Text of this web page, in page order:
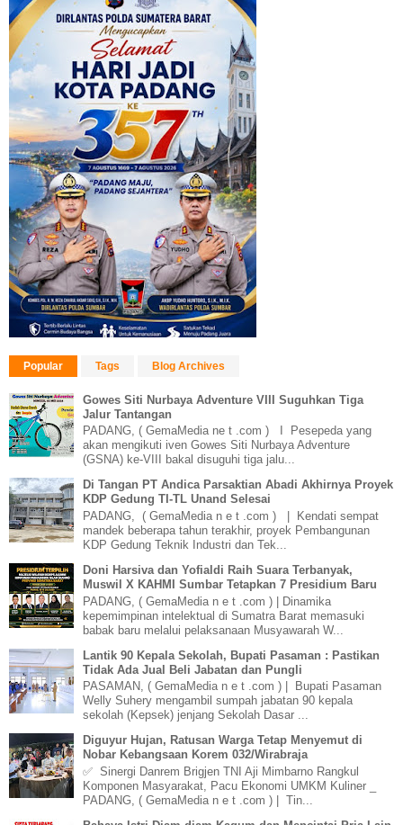
Popular Tags Blog Archives
Gowes Siti Nurbaya Adventure VIII Suguhkan Tiga
Jalur Tantangan
PADANG, ( GemaMedia ne t .com ) I Pesepeda yang
akan mengikuti iven Gowes Siti Nurbaya Adventure
(GSNA) ke-VIII bakal disuguhi tiga jalu...
Di Tangan PT Andica Parsaktian Abadi Akhirnya Proyek
KDP Gedung TI-TL Unand Selesai
PADANG, ( GemaMedia n e t .com ) | Kendati sempat
mandek beberapa tahun terakhir, proyek Pembangunan
KDP Gedung Teknik Industri dan Tek...
Doni Harsiva dan Yofialdi Raih Suara Terbanyak,
Muswil X KAHMI Sumbar Tetapkan 7 Presidium Baru
PADANG, ( GemaMedia n e t .com ) | Dinamika
kepemimpinan intelektual di Sumatra Barat memasuki
babak baru melalui pelaksanaan Musyawarah W...
Lantik 90 Kepala Sekolah, Bupati Pasaman : Pastikan
Tidak Ada Jual Beli Jabatan dan Pungli
PASAMAN, ( GemaMedia n e t .com ) | Bupati Pasaman
Welly Suhery mengambil sumpah jabatan 90 kepala
sekolah (Kepsek) jenjang Sekolah Dasar ...
Diguyur Hujan, Ratusan Warga Tetap Menyemut di
Nobar Kebangsaan Korem 032/Wirabraja
✅ Sinergi Danrem Brigjen TNI Aji Mimbarno Rangkul
Komponen Masyarakat, Pacu Ekonomi UMKM Kuliner _
PADANG, ( GemaMedia n e t .com ) | Tin...